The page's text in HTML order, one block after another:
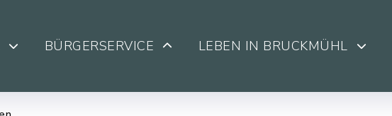
BÜRGERSERVICE LEBEN IN BRUCKMÜHL